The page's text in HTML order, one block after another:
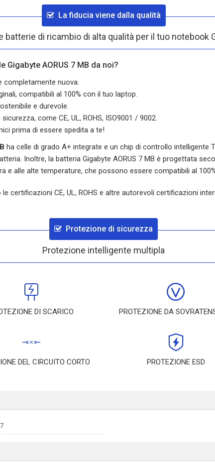
La fiducia viene dalla qualità
batterie di ricambio di alta qualità per il tuo notebook
AORUS 7 MB da noi?
completamente nuova.
compatibili al 100% con il tuo laptop.
e durevole.
come CE, UL, ROHS, ISO9001 / 9002.
prima di essere spedita a te!
ha celle di grado A+ integrate e un chip di controllo intelligente
Inoltre, la batteria Gigabyte AORUS 7 MB è progettata
e alle alte temperature, che possono essere compatibili al
certificazioni CE, UL, ROHS e altre autorevoli certificazioni
Protezione di sicurezza
Protezione intelligente multipla
DI SCARICO PROTEZIONE DA
DEL CIRCUITO CORTO PROTEZIONE ESD